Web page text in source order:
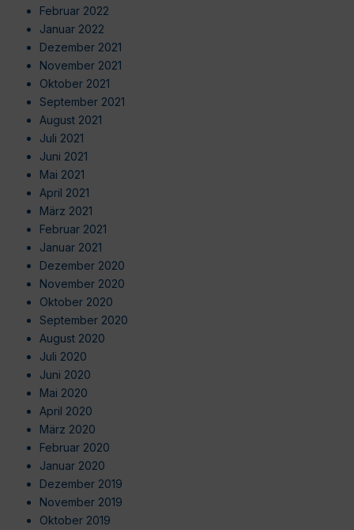
Februar 2022
Januar 2022
Dezember 2021
November 2021
Oktober 2021
September 2021
August 2021
Juli 2021
Juni 2021
Mai 2021
April 2021
März 2021
Februar 2021
Januar 2021
Dezember 2020
November 2020
Oktober 2020
September 2020
August 2020
Juli 2020
Juni 2020
Mai 2020
April 2020
März 2020
Februar 2020
Januar 2020
Dezember 2019
November 2019
Oktober 2019